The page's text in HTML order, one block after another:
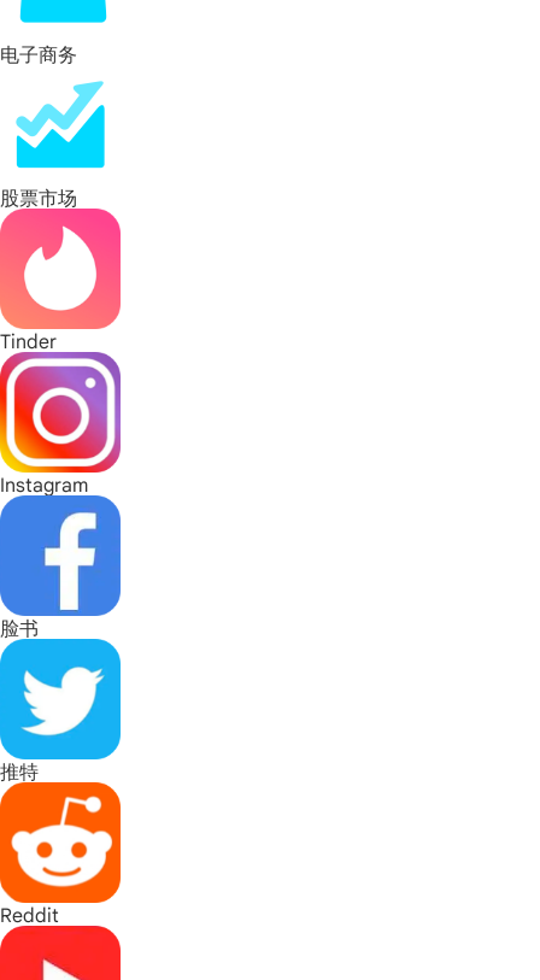
电子商务
股票市场
Tinder
Instagram
脸书
推特
Reddit